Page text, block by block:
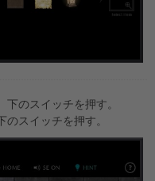
のスイッチを押す。
スイッチを押す。